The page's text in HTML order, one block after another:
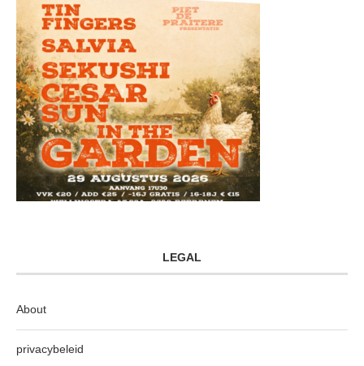
LEGAL
About
privacybeleid